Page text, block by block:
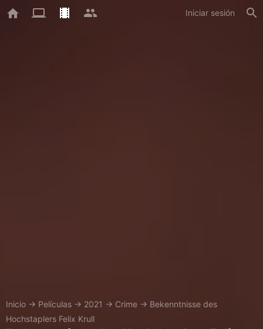
Iniciar sesión
Inicio → Películas → 2021 → Crime → Bekenntnisse des
Hochstaplers Felix Krull